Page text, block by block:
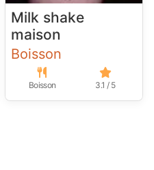
Milk shake
maison
Boisson
Boisson 3.1 / 5